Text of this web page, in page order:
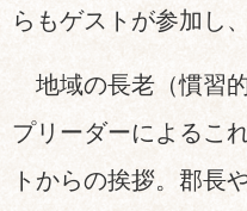
らもゲストが参加し
地域の長老（慣習
プリーダーによるこ
トからの挨拶。郡長